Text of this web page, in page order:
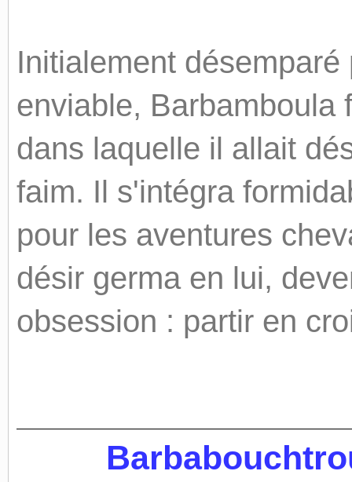
Initialement
enviable, Barbamboula
dans laquelle il allait
faim. Il s'intégra
pour les aventures
désir germa en lui,
obsession : partir en